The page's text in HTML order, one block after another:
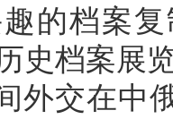
的档案
史档案展
外交在中